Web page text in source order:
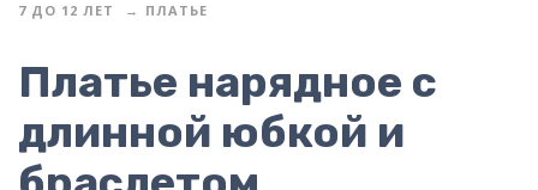
7 ДО 12 ЛЕТ
ПЛАТЬЕ
Платье нарядное с
длинной юбкой и